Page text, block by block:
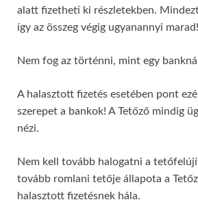
alatt fizetheti ki részletekben.
így az összeg végig ugyanannyi marad!
Nem fog az történni, mint egy
A halasztott fizetés esetében pont
szerepet a bankok! A Tetőző mindig
nézi.
Nem kell tovább halogatni a
tovább romlani tetője állapota a
halasztott fizetésnek hála.